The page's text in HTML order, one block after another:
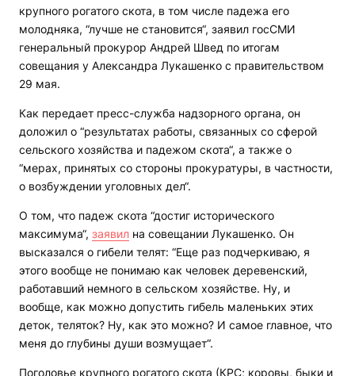
крупного рогатого скота, в том числе падежа его
молодняка, “лучше не становится“, заявил госСМИ
генеральный прокурор Андрей Швед по итогам
совещания у Александра Лукашенко с правительством
29 мая.
Как передает пресс-служба надзорного органа, он
доложил о “результатах работы, связанных со сферой
сельского хозяйства и падежом скота“, а также о
“мерах, принятых со стороны прокуратуры, в частности,
о возбуждении уголовных дел“.
О том, что падеж скота “достиг исторического
максимума“, заявил на совещании Лукашенко. Он
высказался о гибели телят: “Еще раз подчеркиваю, я
этого вообще не понимаю как человек деревенский,
работавший немного в сельском хозяйстве. Ну, и
вообще, как можно допустить гибель маленьких этих
деток, теляток? Ну, как это можно? И самое главное, что
меня до глубины души возмущает“.
Поголовье крупного рогатого скота (КРС; коровы, быки и